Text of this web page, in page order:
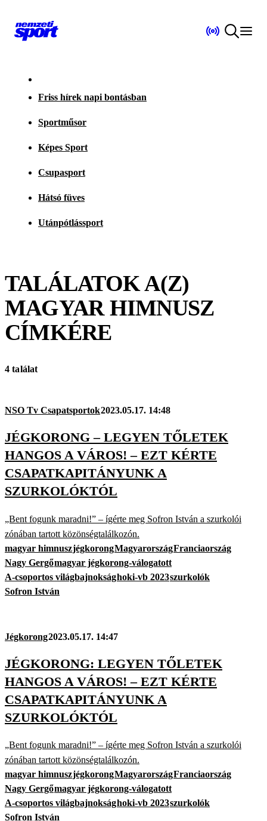
Friss hírek napi bontásban
Sportműsor
Képes Sport
Csupasport
Hátsó füves
Utánpótlássport
TALÁLATOK A(Z)
MAGYAR HIMNUSZ
CÍMKÉRE
4 találat
NSO Tv Csapatsportok2023.05.17. 14:48
JÉGKORONG – LEGYEN TŐLETEK
HANGOS A VÁROS! – EZT KÉRTE
CSAPATKAPITÁNYUNK A
SZURKOLÓKTÓL
„Bent fogunk maradni!” – ígérte meg Sofron István a szurkolói
zónában tartott közönségtalálkozón.
magyar himnuszjégkorongMagyarországFranciaország
Nagy Gergőmagyar jégkorong-válogatott
A-csoportos világbajnoksághoki-vb 2023szurkolók
Sofron István
Jégkorong2023.05.17. 14:47
JÉGKORONG: LEGYEN TŐLETEK
HANGOS A VÁROS! – EZT KÉRTE
CSAPATKAPITÁNYUNK A
SZURKOLÓKTÓL
„Bent fogunk maradni!” – ígérte meg Sofron István a szurkolói
zónában tartott közönségtalálkozón.
magyar himnuszjégkorongMagyarországFranciaország
Nagy Gergőmagyar jégkorong-válogatott
A-csoportos világbajnoksághoki-vb 2023szurkolók
Sofron István